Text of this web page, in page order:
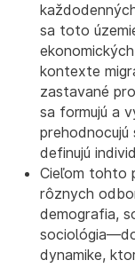
sa toto
kontexte
zastavané
sa formujú a
definujú
Cieľom tohto
rôznych
demografia,
dynamike,